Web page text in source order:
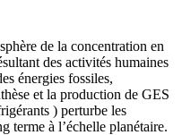
de la concentration en
des activités humaines
énergies fossiles,
et la production de GES
) perturbe les
terme à l’échelle planétaire.